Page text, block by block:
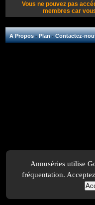
Vous ne pouvez pas
membres car
A Propos-Plan-Contactez-
Annuséries utilise
fréquentation.